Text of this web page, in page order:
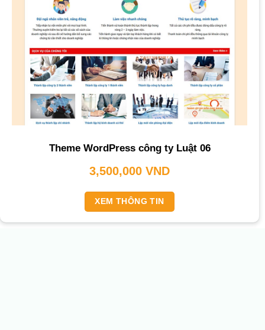
Theme WordPress công ty Luật 06
3,500,000 VND
XEM THÔNG TIN